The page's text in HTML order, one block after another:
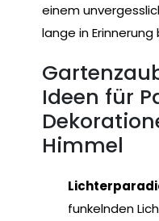
einem
lange in Erinnerung
Ideen für
Himmel
funkelnden